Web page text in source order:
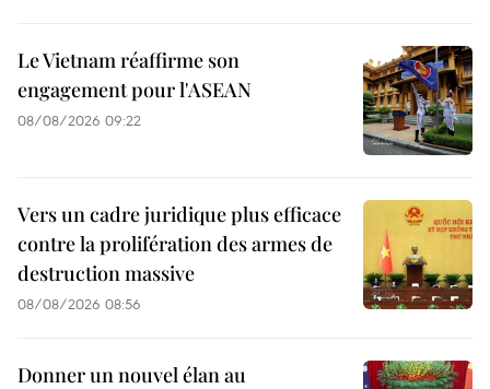
Le Vietnam réaffirme son
engagement pour l'ASEAN
08/08/2026 09:22
Vers un cadre juridique plus efficace
contre la prolifération des armes de
destruction massive
08/08/2026 08:56
Donner un nouvel élan au